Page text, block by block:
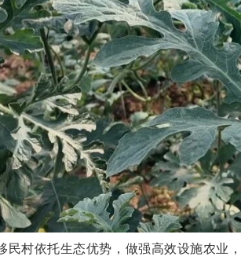
民村依托生态优势，做强高效设施农业